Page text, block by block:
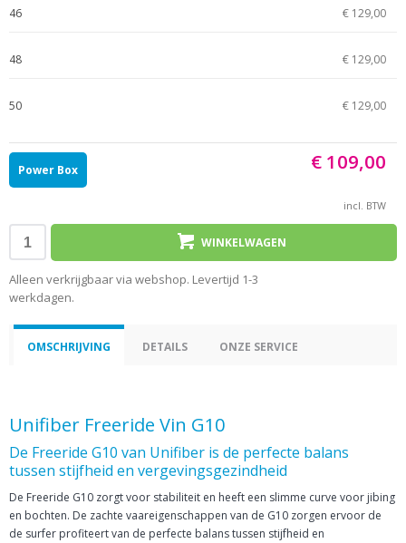
46 € 129,00
48 € 129,00
50 € 129,00
Power Box € 109,00
incl. BTW
WINKELWAGEN
Alleen verkrijgbaar via webshop. Levertijd 1-3
werkdagen.
OMSCHRIJVING DETAILS ONZE SERVICE
Unifiber Freeride Vin G10
De Freeride G10 van Unifiber is de perfecte balans
tussen stijfheid en vergevingsgezindheid
De Freeride G10 zorgt voor stabiliteit en heeft een slimme curve voor jibing
en bochten. De zachte vaareigenschappen van de G10 zorgen ervoor de
de surfer profiteert van de perfecte balans tussen stijfheid en